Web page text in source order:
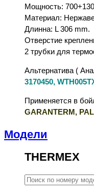
Мощность:
Материал:
Длинна: L 306 mm.
Отверстие
2 трубки для
Альтернатива (
3170450,
Применяется в
GARANTERM,
Модели
THERMEX